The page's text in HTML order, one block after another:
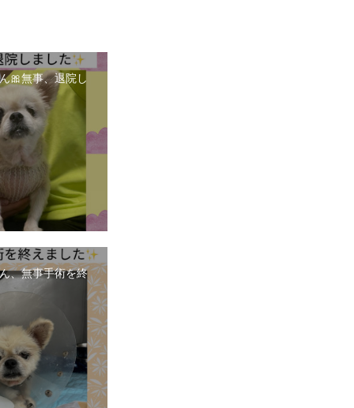
🎀無事、退院し
、無事手術を終